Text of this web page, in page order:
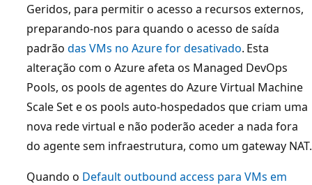
Geridos, para permitir o acesso a recursos externos,
preparando-nos para quando o acesso de saída
padrão das VMs no Azure for desativado. Esta
alteração com o Azure afeta os Managed DevOps
Pools, os pools de agentes do Azure Virtual Machine
Scale Set e os pools auto-hospedados que criam uma
nova rede virtual e não poderão aceder a nada fora
do agente sem infraestrutura, como um gateway NAT.
Quando o Default outbound access para VMs em